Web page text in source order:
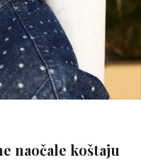
naočale koštaju